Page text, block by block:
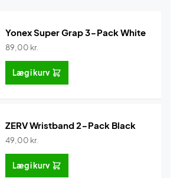
Yonex Super Grap 3-Pack White
89,00 kr.
Læg i kurv
ZERV Wristband 2-Pack Black
49,00 kr.
Læg i kurv